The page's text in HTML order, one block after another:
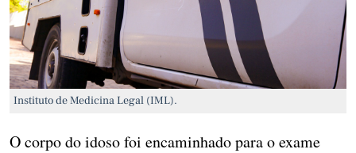
Instituto de Medicina Legal (IML).
O corpo do idoso foi encaminhado para o exame